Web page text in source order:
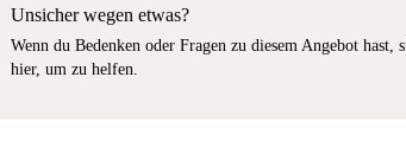
Unsicher wegen etwas?
Wenn du Bedenken oder Fragen zu diesem Angebot hast,
hier, um zu helfen.